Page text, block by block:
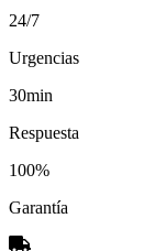
24/7
Urgencias
30min
Respuesta
100%
Garantía